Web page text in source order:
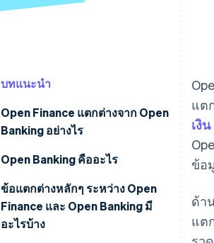
บทแนะนำ
Open Finance แตกต่างจาก Open
Banking อย่างไร
Open Banking คืออะไร
Open Finance คืออะไร
ข้อแตกต่างหลักๆ ระหว่าง Open
Finance และ Open Banking มี
อะไรบ้าง
แต
เงิน
ข้อ
ด้า
แต